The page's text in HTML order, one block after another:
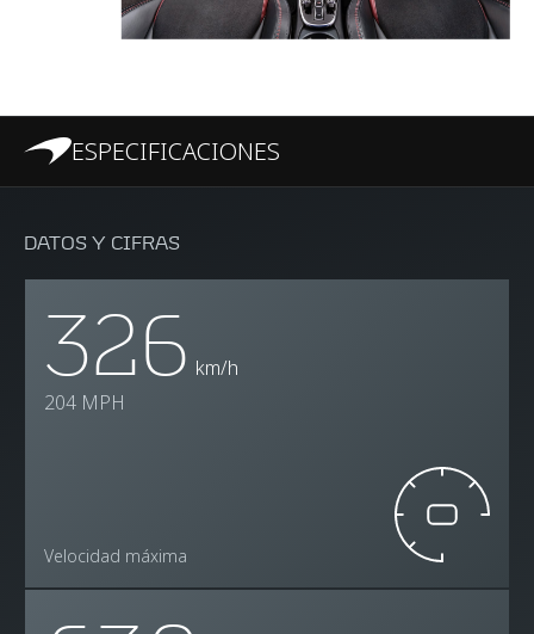
ESPECIFICACIONES
DATOS Y CIFRAS
326 km/h
204 MPH
Velocidad máxima